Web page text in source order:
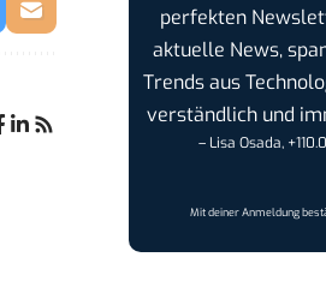
perfekten
aktuelle News,
Trends aus
verständlich und
– Lisa Osada,
Mit deiner Anmeldung